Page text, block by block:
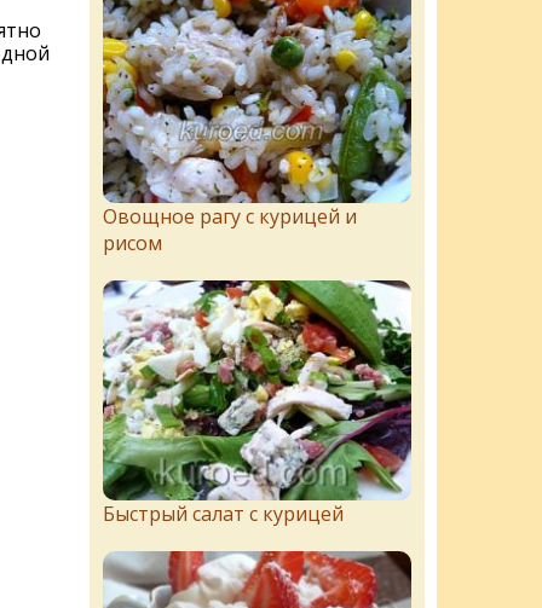
Овощное рагу с курицей и
рисом
Быстрый салат с курицей